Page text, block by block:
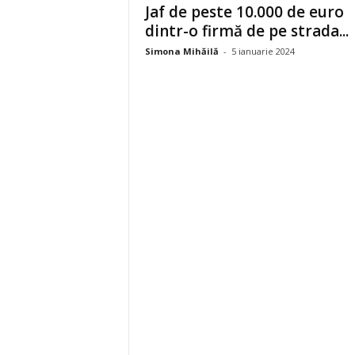
Jaf de peste 10.000 de euro
dintr-o firmă de pe strada...
Simona Mihăilă - 5 ianuarie 2024